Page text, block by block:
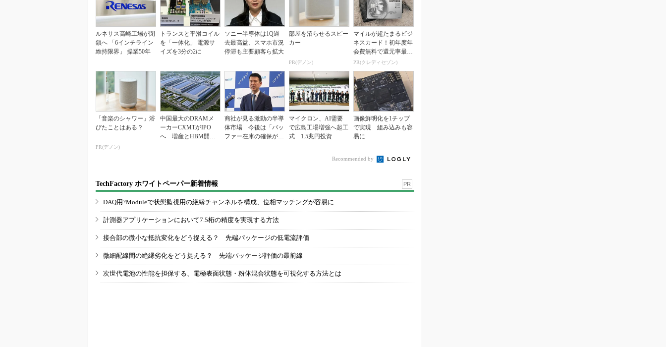
ルネサス高崎工場が閉
鎖へ 「6インチライン
維持限界」 操業50年
トランスと平滑コイル
を「一体化」 電源サ
イズを3分の2に
ソニー半導体は1Q過
去最高益、スマホ市況
停滞も主要顧客ら拡大
部屋を沼らせるスピー
カー
PR(デノン)
マイルが超たまるビジ
ネスカード！初年度年
会費無料で還元率最大
1.125%
PR(クレディセゾン)
「音楽のシャワー」浴
びたことはある？
PR(デノン)
中国最大のDRAMメ
ーカーCXMTがIPO
へ 増産とHBM開発
商社が見る激動の半導
体市場 今後は「バッ
ファー在庫の確保が重
マイクロン、AI需要
で広島工場増強へ起工
式 1.5兆円投資
画像鮮明化を1チップ
で実現 組み込みも容
易に
Recommended by
TechFactory ホワイトペーパー新着情報 PR
DAQ用?Moduleで状態監視用の絶縁チャンネルを構成、位相マッチングが容易に
計測器アプリケーションにおいて7.5桁の精度を実現する方法
接合部の微小な抵抗変化をどう捉える？ 先端パッケージの低電流評価
微細配線間の絶縁劣化をどう捉える？ 先端パッケージ評価の最前線
次世代電池の性能を担保する、電極表面状態・粉体混合状態を可視化する方法とは